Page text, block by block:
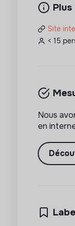
Site
< 15
Nous
en